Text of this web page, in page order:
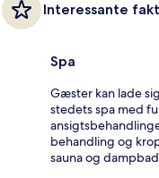
Interessante
Spa
Gæster kan lade
stedets spa med
behandling og
sauna og